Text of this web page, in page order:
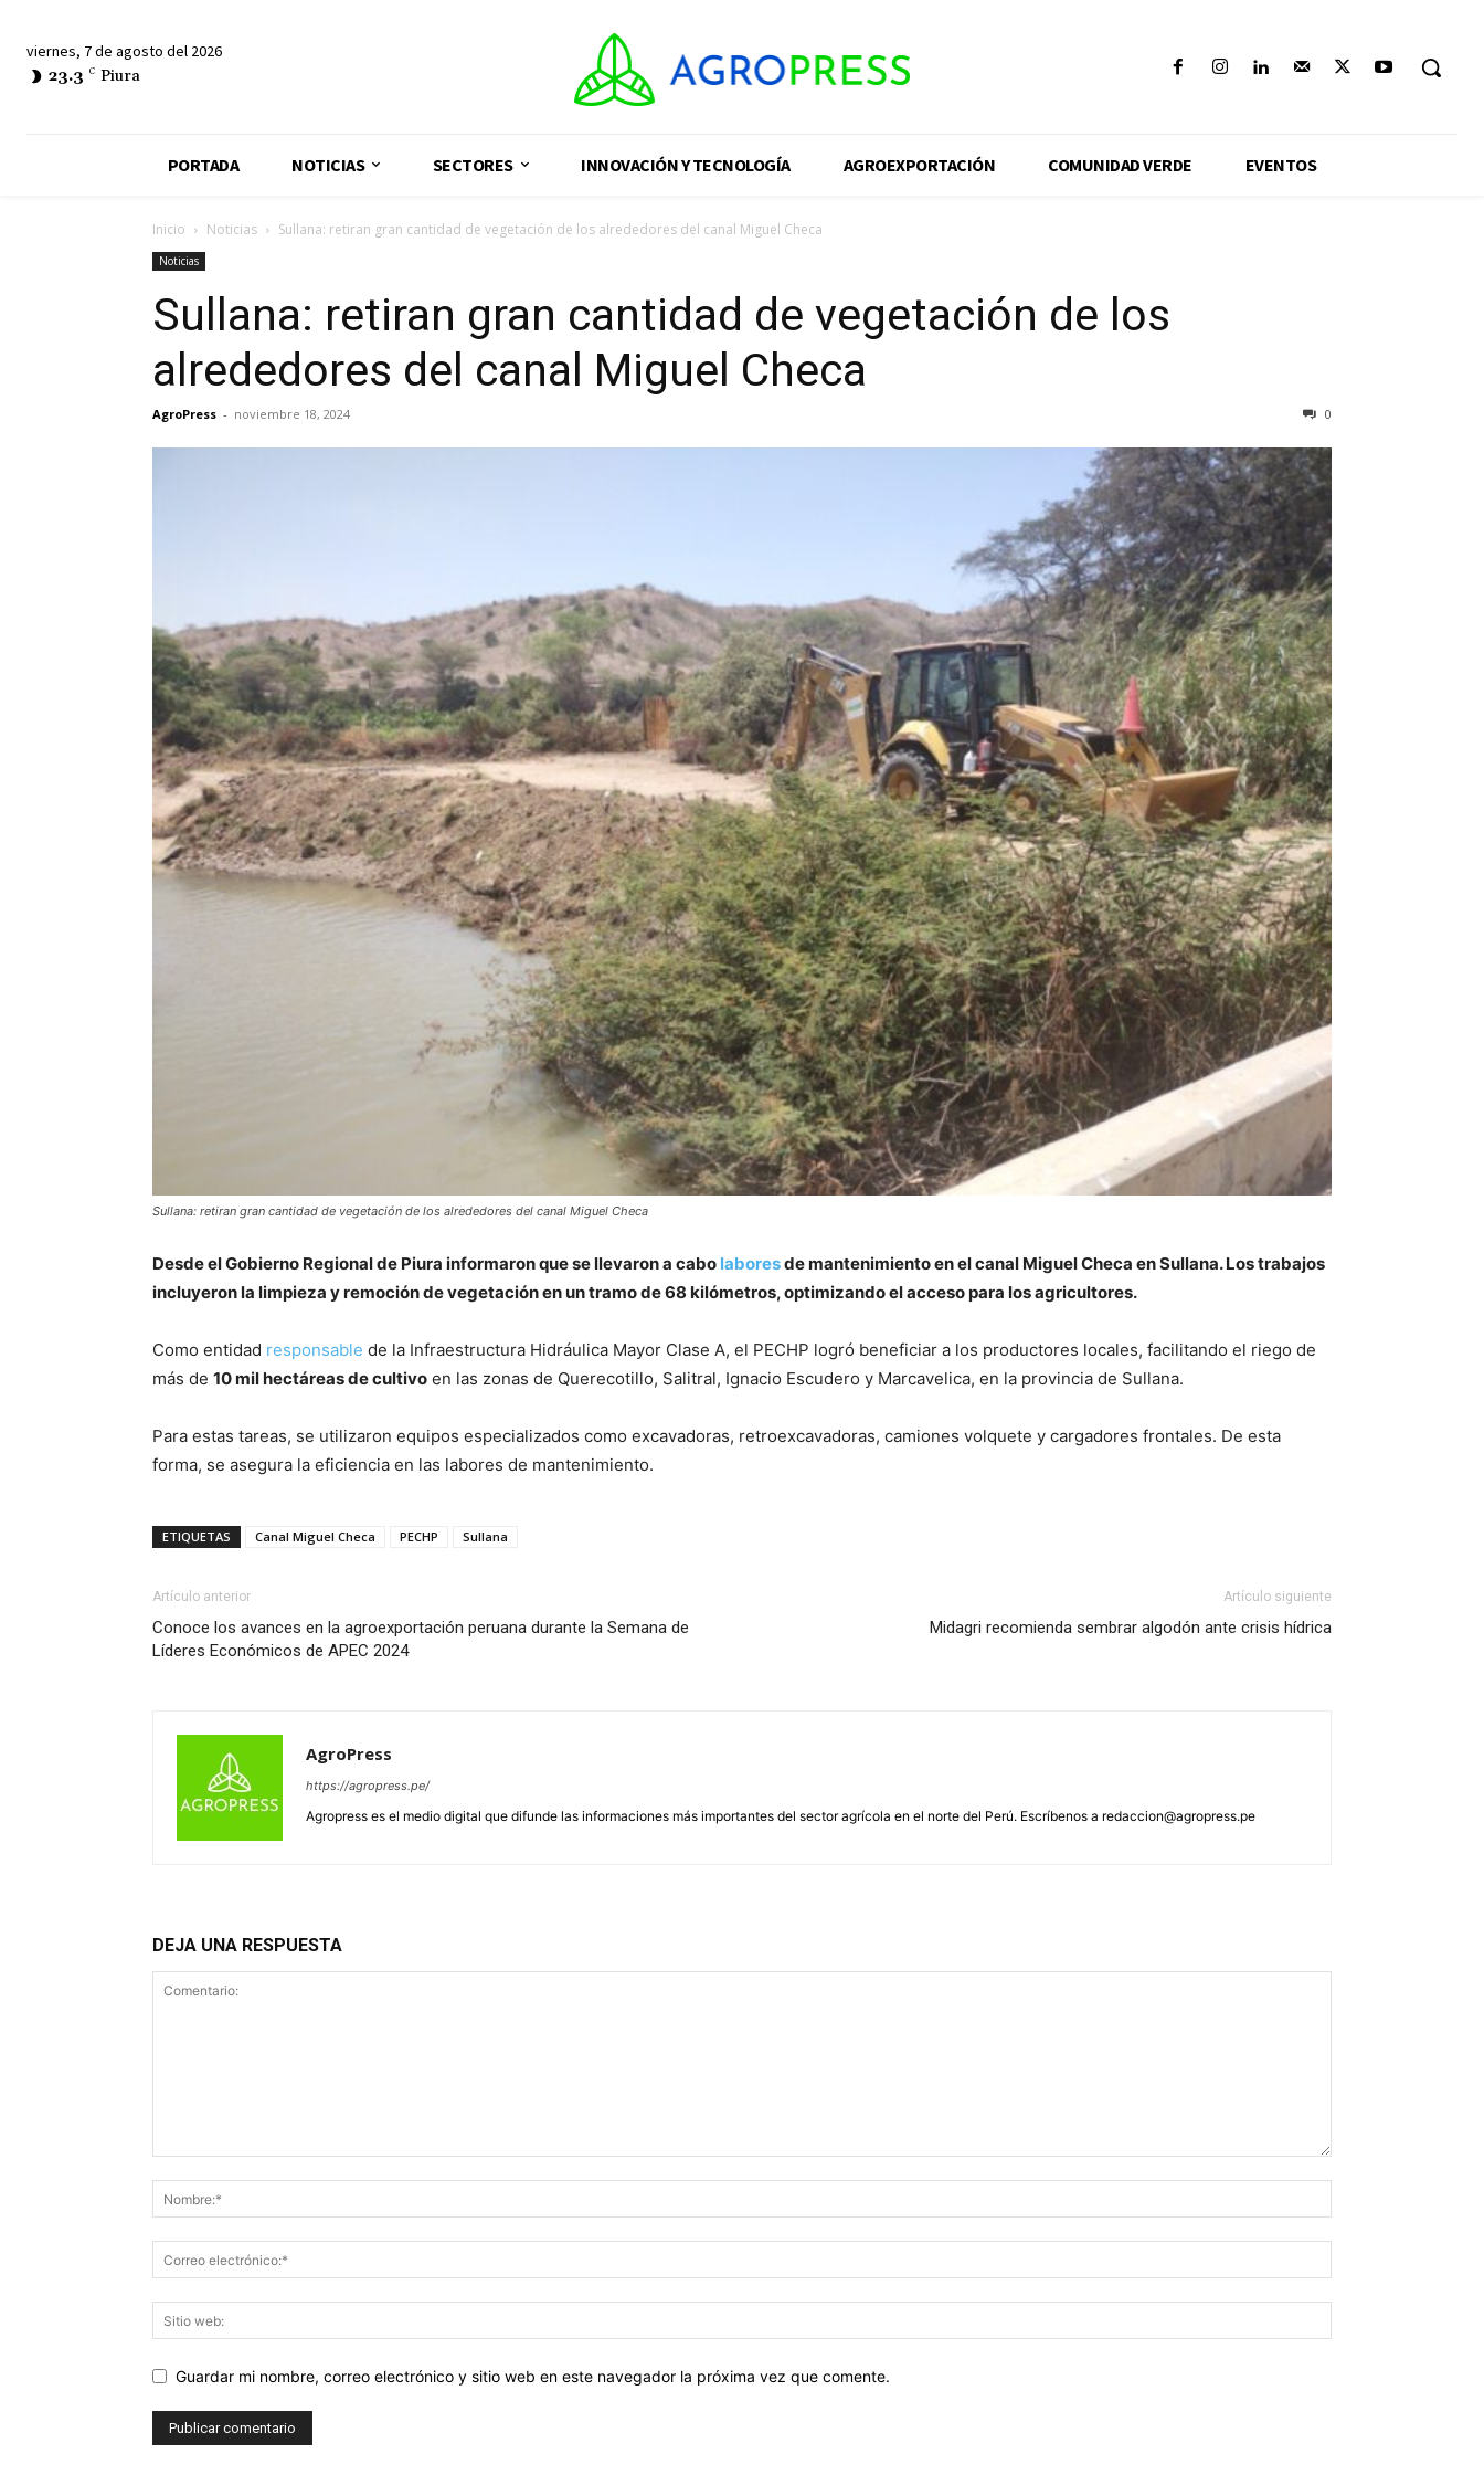
viernes, 7 de agosto del 2026
23.3 C Piura
PORTADA NOTICIAS SECTORES INNOVACIÓN Y TECNOLOGÍA AGROEXPORTACIÓN COMUNIDAD VERDE EVENTOS
Inicio Noticias Sullana: retiran gran cantidad de vegetación de los alrededores del canal Miguel Checa
Noticias
Sullana: retiran gran cantidad de vegetación de los
alrededores del canal Miguel Checa
AgroPress - noviembre 18, 2024 0
Sullana: retiran gran cantidad de vegetación de los alrededores del canal Miguel Checa
Desde el Gobierno Regional de Piura informaron que se llevaron a cabo laboresde mantenimiento en el canal Miguel Checa en Sullana. Los trabajos
incluyeron la limpieza y remoción de vegetación en un tramo de 68 kilómetros, optimizando el acceso para los agricultores.
Como entidad responsable de la Infraestructura Hidráulica Mayor Clase A, el PECHP logró beneficiar a los productores locales, facilitando el riego de
más de 10 mil hectáreas de cultivo en las zonas de Querecotillo, Salitral, Ignacio Escudero y Marcavelica, en la provincia de Sullana.
Para estas tareas, se utilizaron equipos especializados como excavadoras, retroexcavadoras, camiones volquete y cargadores frontales. De esta
forma, se asegura la eficiencia en las labores de mantenimiento.
ETIQUETAS Canal Miguel Checa PECHP Sullana
Artículo anterior
Conoce los avances en la agroexportación peruana durante la Semana de
Líderes Económicos de APEC 2024
Artículo siguiente
Midagri recomienda sembrar algodón ante crisis hídrica
AgroPress
https://agropress.pe/
Agropress es el medio digital que difunde las informaciones más importantes del sector agrícola en el norte del Perú. Escríbenos a redaccion@agropress.pe
DEJA UNA RESPUESTA
Guardar mi nombre, correo electrónico y sitio web en este navegador la próxima vez que comente.